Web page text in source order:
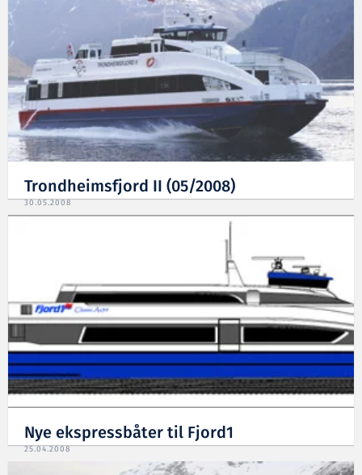
Trondheimsfjord II (05/2008)
30.05.2008
Nye ekspressbåter til Fjord1
25.04.2008